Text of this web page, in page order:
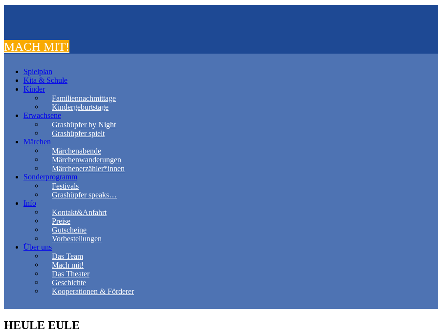
MACH MIT!
Spielplan
Kita & Schule
Kinder
Familiennachmittage
Kindergeburtstage
Erwachsene
Grashüpfer by Night
Grashüpfer spielt
Märchen
Märchenabende
Märchenwanderungen
Märchenerzähler*innen
Sonderprogramm
Festivals
Grashüpfer speaks…
Info
Kontakt&Anfahrt
Preise
Gutscheine
Vorbestellungen
Über uns
Das Team
Mach mit!
Das Theater
Geschichte
Kooperationen & Förderer
HEULE EULE